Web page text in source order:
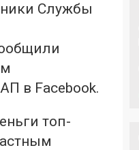
Службы
в Facebook.
топ-